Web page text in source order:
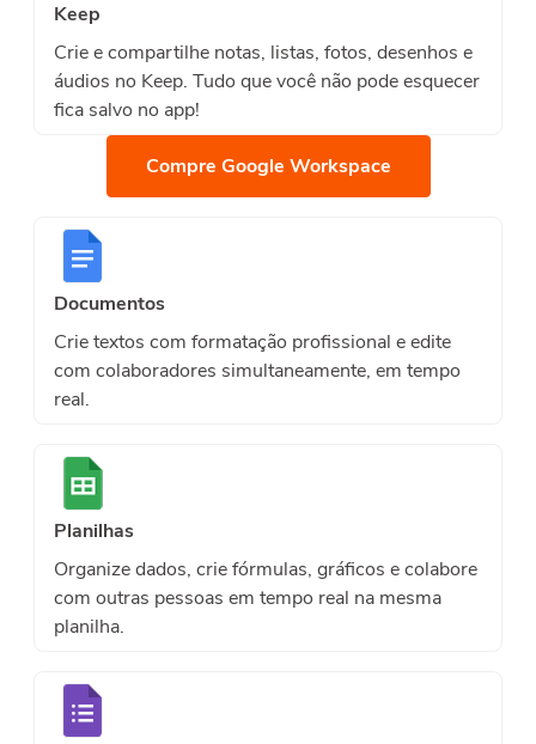
Keep
Crie e compartilhe notas, listas, fotos, desenhos e
áudios no Keep. Tudo que você não pode esquecer
fica salvo no app!
Compre Google Workspace
Documentos
Crie textos com formatação profissional e edite
com colaboradores simultaneamente, em tempo
real.
Planilhas
Organize dados, crie fórmulas, gráficos e colabore
com outras pessoas em tempo real na mesma
planilha.